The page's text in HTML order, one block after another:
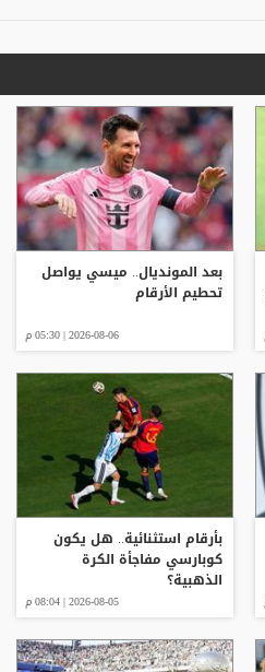
بعد المونديال.. ميسي يواصل
تحطيم الأرقام
2026-08-06 | 05:30 م
بأرقام استثنائية.. هل يكون
كوبارسي مفاجأة الكرة
الذهبية؟
2026-08-05 | 08:04 م